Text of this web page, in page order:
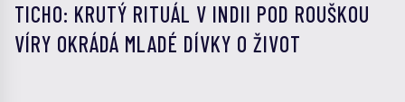
TICHO: KRUTÝ RITUÁL V INDII POD ROUŠKOU
VÍRY OKRÁDÁ MLADÉ DÍVKY O ŽIVOT